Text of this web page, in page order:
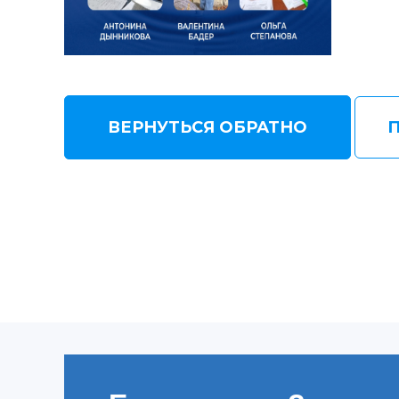
ВЕРНУТЬСЯ ОБРАТНО